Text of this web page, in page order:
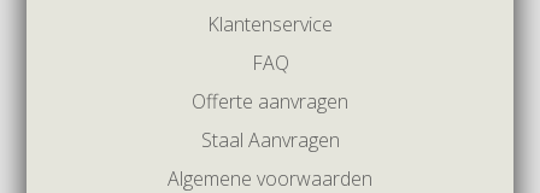
Klantenservice
FAQ
Offerte aanvragen
Staal Aanvragen
Algemene voorwaarden